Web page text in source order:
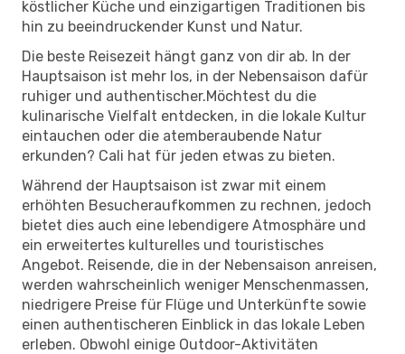
köstlicher Küche und einzigartigen Traditionen bis
hin zu beeindruckender Kunst und Natur.
Die beste Reisezeit hängt ganz von dir ab. In der
Hauptsaison ist mehr los, in der Nebensaison dafür
ruhiger und authentischer.Möchtest du die
kulinarische Vielfalt entdecken, in die lokale Kultur
eintauchen oder die atemberaubende Natur
erkunden? Cali hat für jeden etwas zu bieten.
Während der Hauptsaison ist zwar mit einem
erhöhten Besucheraufkommen zu rechnen, jedoch
bietet dies auch eine lebendigere Atmosphäre und
ein erweitertes kulturelles und touristisches
Angebot. Reisende, die in der Nebensaison anreisen,
werden wahrscheinlich weniger Menschenmassen,
niedrigere Preise für Flüge und Unterkünfte sowie
einen authentischeren Einblick in das lokale Leben
erleben. Obwohl einige Outdoor-Aktivitäten